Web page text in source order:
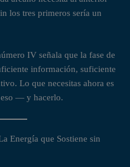
los tres primeros sería un
IV señala que la fase de
información, suficiente
Lo que necesitas ahora es
eso — y hacerlo.
Energía que Sostiene sin